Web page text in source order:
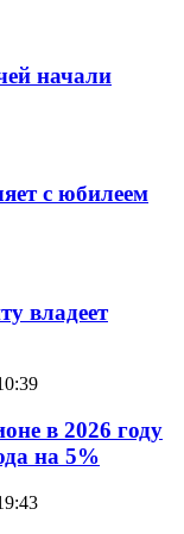
начали
с юбилеем
владеет
в 2026 году
на 5%